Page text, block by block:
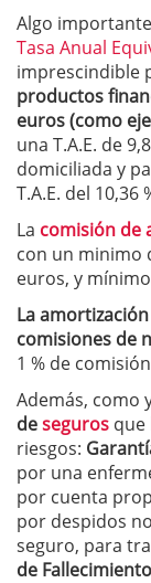
Algo
Tasa Anual
imprescindible
productos
euros (como
una T.A.E. de
domiciliada y
T.A.E. del 10,36
La comisión de
con un minimo
euros, y
La
comisiones de
1 % de
Además, como
deseguros que
riesgos:
por una
por cuenta
por despidos
seguro, para
de Fallecimiento